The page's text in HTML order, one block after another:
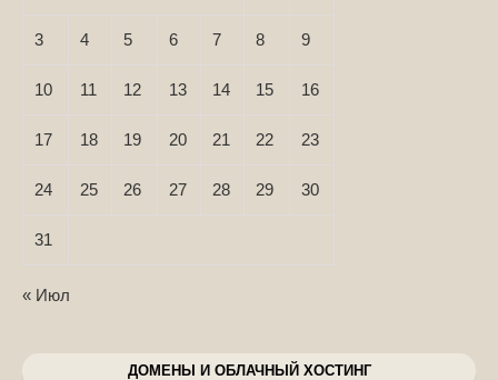
3 4 5 6 7 8 9
10 11 12 13 14 15 16
17 18 19 20 21 22 23
24 25 26 27 28 29 30
31
« Июл
ДОМЕНЫ И ОБЛАЧНЫЙ ХОСТИНГ